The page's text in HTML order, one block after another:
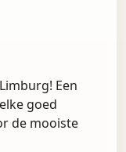
Een
goed
de mooiste